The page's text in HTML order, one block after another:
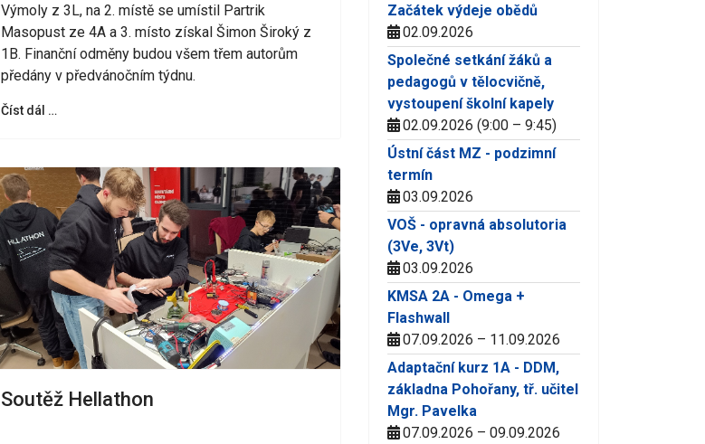
Výmoly z 3L, na 2. místě se umístil Partrik
Masopust ze 4A a 3. místo získal Šimon Široký z
1B. Finanční odměny budou všem třem autorům
předány v předvánočním týdnu.
Číst dál …
Soutěž Hellathon
Začátek výdeje obědů
02.09.2026
Společné setkání žáků a
pedagogů v tělocvičně,
vystoupení školní kapely
02.09.2026 (9:00 – 9:45)
Ústní část MZ - podzimní
termín
03.09.2026
VOŠ - opravná absolutoria
(3Ve, 3Vt)
03.09.2026
KMSA 2A - Omega +
Flashwall
07.09.2026 – 11.09.2026
Adaptační kurz 1A - DDM,
základna Pohořany, tř. učitel
Mgr. Pavelka
07.09.2026 – 09.09.2026